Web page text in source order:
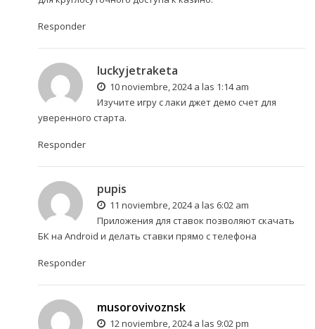
Responder
luckyjetraketa
10 noviembre, 2024 a las 1:14 am
Изучите игру слаки джет демо счетдля
уверенного старта.
Responder
pupis
11 noviembre, 2024 a las 6:02 am
Приложения для ставок позволяют скачать
БК на Android и делать ставки прямо с телефона
Responder
musorovivoznsk
12 noviembre, 2024 a las 9:02 pm